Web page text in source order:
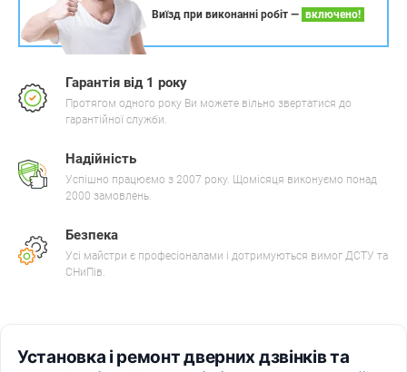
Виїзд при виконанні робіт — включено!
Гарантія від 1 року
Протягом одного року Ви можете вільно звертатися до
гарантійної служби.
Надійність
Успішно працюємо з 2007 року. Щомісяця виконуємо понад
2000 замовлень.
Безпека
Усі майстри є професіоналами і дотримуються вимог ДСТУ та
СНиПів.
Установка і ремонт дверних дзвінків та